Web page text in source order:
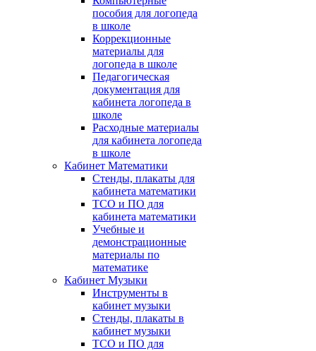
пособия для логопеда
в школе
Коррекционные
материалы для
логопеда в школе
Педагогическая
документация для
кабинета логопеда в
школе
Расходные материалы
для кабинета логопеда
в школе
Кабинет Математики
Стенды, плакаты для
кабинета математики
ТСО и ПО для
кабинета математики
Учебные и
демонстрационные
материалы по
математике
Кабинет Музыки
Инструменты в
кабинет музыки
Стенды, плакаты в
кабинет музыки
ТСО и ПО для